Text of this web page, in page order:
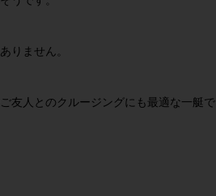
りません。
友人とのクルージングにも最適な一艇で